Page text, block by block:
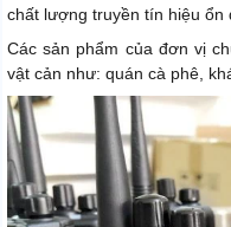
chất lượng truyền tín hiệu ổn
Các sản phẩm của đơn vị
vật cản như: quán cà phê,